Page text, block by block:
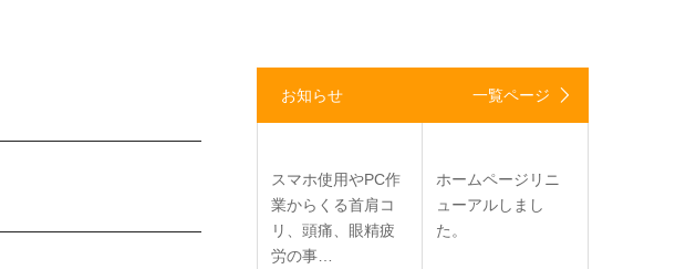
お知らせ 一覧ページ
スマホ使用やPC作
業からくる首肩コ
リ、頭痛、眼精疲
労の事…
ホームページリニ
ューアルしまし
た。